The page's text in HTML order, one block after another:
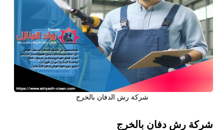
شركة رش الدفان بالخرج
شركة رش دفان بالخرج